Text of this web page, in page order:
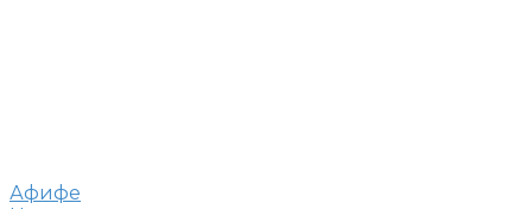
Афифе